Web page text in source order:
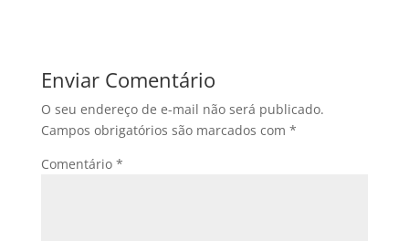
Enviar Comentário
O seu endereço de e-mail não será publicado.
Campos obrigatórios são marcados com *
Comentário *